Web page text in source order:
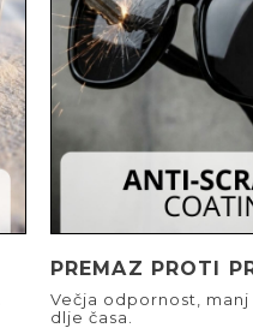
PREMAZ PROTI
Večja odpornost, manj
dlje časa.